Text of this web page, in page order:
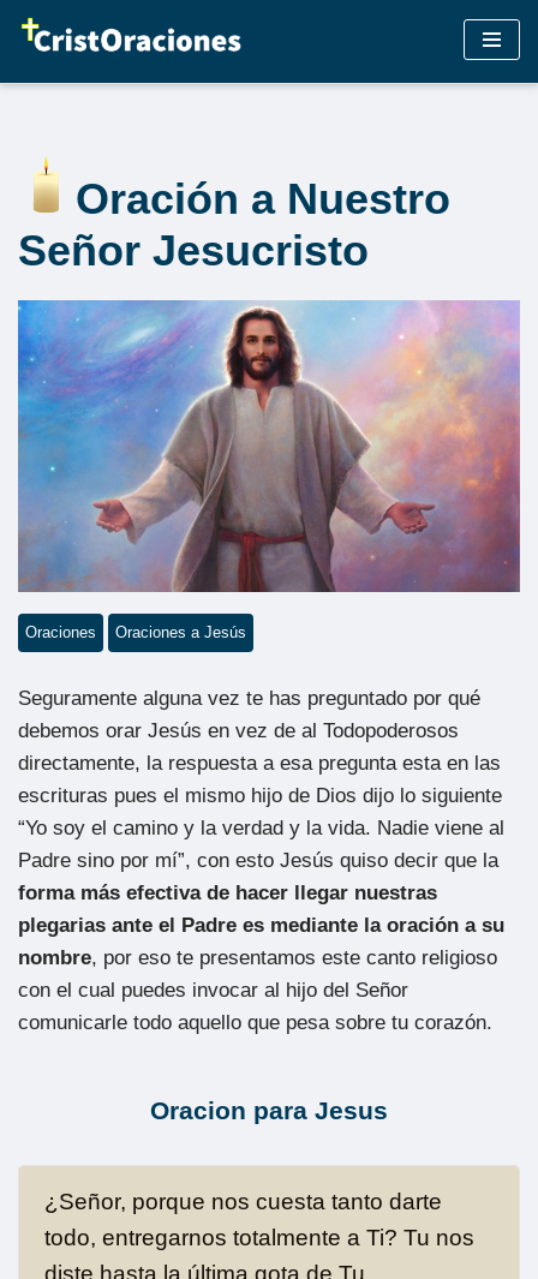
Oración a Nuestro
Señor Jesucristo
Oraciones Oraciones a Jesús
Seguramente alguna vez te has preguntado por qué
debemos orar Jesús en vez de al Todopoderosos
directamente, la respuesta a esa pregunta esta en las
escrituras pues el mismo hijo de Dios dijo lo siguiente
“Yo soy el camino y la verdad y la vida. Nadie viene al
Padre sino por mí”, con esto Jesús quiso decir que la
forma más efectiva de hacer llegar nuestras
plegarias ante el Padre es mediante la oración a su
nombre, por eso te presentamos este canto religioso
con el cual puedes invocar al hijo del Señor
comunicarle todo aquello que pesa sobre tu corazón.
Oracion para Jesus
¿Señor, porque nos cuesta tanto darte
todo, entregarnos totalmente a Ti? Tu nos
diste hasta la última gota de Tu